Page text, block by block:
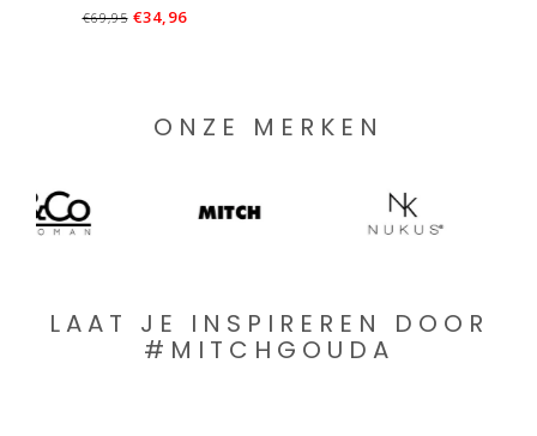
€69,95 €34,96
ONZE MERKEN
LAAT JE INSPIREREN DOOR
#MITCHGOUDA